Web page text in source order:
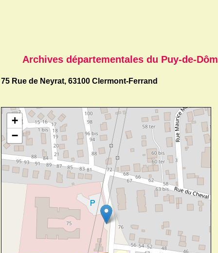
Archives départementales du Puy-de-
75 Rue de Neyrat, 63100 Clermont-Ferrand
+
−